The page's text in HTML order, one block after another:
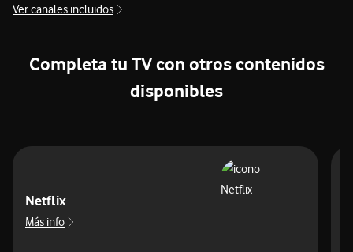
Ver canales incluidos
Completa tu TV con otros contenidos
disponibles
Netflix
Más info